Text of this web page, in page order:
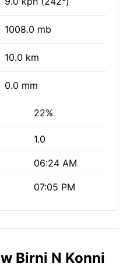
1008.0 mb
10.0 km
0.0 mm
22%
1.0
06:24 AM
07:05 PM
Birni N Konni